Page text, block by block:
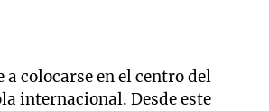
a colocarse en el centro del
internacional. Desde este